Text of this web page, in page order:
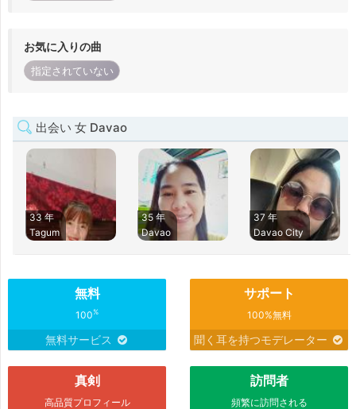
お気に入りの曲
指定されていない
出会い 女 Davao
33 年
Tagum
35 年
Davao
37 年
Davao City
無料
100%
無料サービス
サポート
100%無料
聞く耳を持つモデレーター
真剣
高品質プロフィール
訪問者
頻繁に訪問される